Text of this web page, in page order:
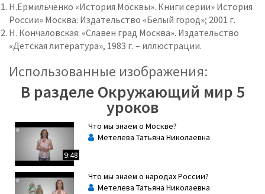
Н.Ермильченко «История Москвы». Книги серии» История
России» Москва: Издательство «Белый город»; 2001 г.
Н. Кончаловская: «Славен град Москва». Издательство
«Детская литература», 1983 г. – иллюстрации.
Использованные изображения:
В разделе Окружающий мир 5
уроков
9:48
Что мы знаем о Москве?
Метелева Татьяна Николаевна
Что мы знаем о народах России?
Метелева Татьяна Николаевна